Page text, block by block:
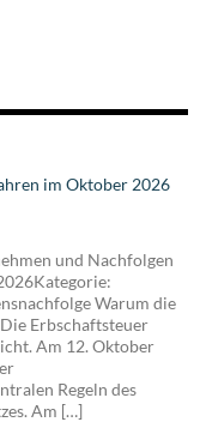
im Oktober 2026
und Nachfolgen
Warum die
Erbschaftsteuer
Am 12. Oktober
Regeln des
Am […]